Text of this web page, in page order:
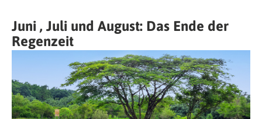
Juni , Juli und August: Das Ende der
Regenzeit